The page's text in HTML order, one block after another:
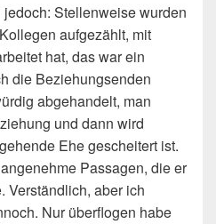
Stellenweise wurden
aufgezählt, mit
hat, das war ein
die Beziehungsenden
abgehandelt, man
und dann wird
Ehe gescheitert ist.
Passagen, die er
Verständlich, aber ich
Nur überflogen habe